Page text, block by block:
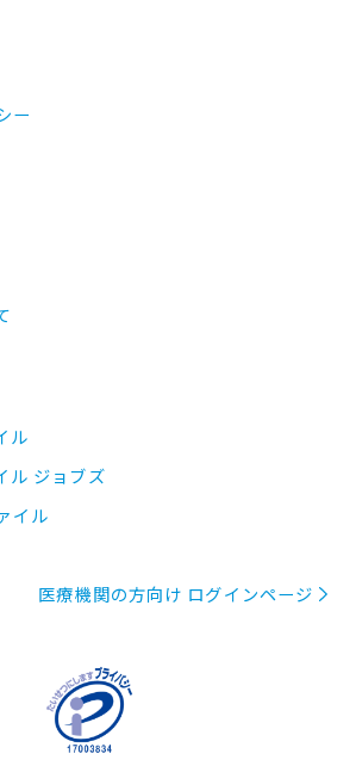
ー
ル
ル ジョブズ
イル
医療機関の方向け ログインページ